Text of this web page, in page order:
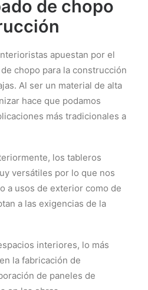
de chopo
apuestan por el
chopo para la construcción
Al ser un material de alta
hace que podamos
más tradicionales a
los tableros
versátiles por lo que nos
a usos de exterior como de
a las exigencias de la
interiores, lo más
la fabricación de
de paneles de